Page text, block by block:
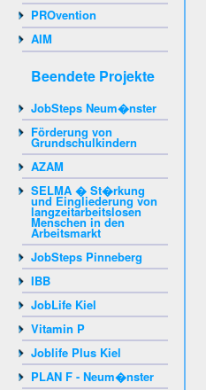
PROvention
AIM
Beendete Projekte
JobSteps Neum�nster
Förderung von
Grundschulkindern
AZAM
SELMA � St�rkung
und Eingliederung von
langzeitarbeitslosen
Menschen in den
Arbeitsmarkt
JobSteps Pinneberg
IBB
JobLife Kiel
Vitamin P
Joblife Plus Kiel
PLAN F - Neum�nster